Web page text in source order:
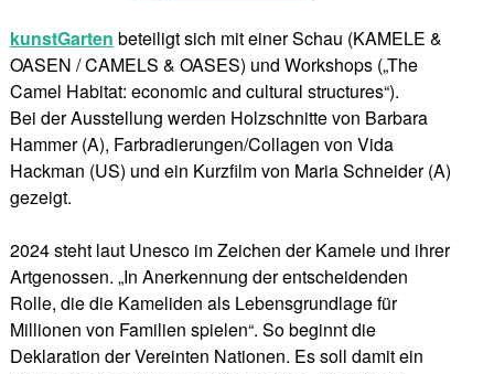
kunstGarten beteiligt sich mit einer Schau (KAMELE &
OASEN / CAMELS & OASES) und Workshops („The
Camel Habitat: economic and cultural structures“).
Bei der Ausstellung werden Holzschnitte von Barbara
Hammer (A), Farbradierungen/Collagen von Vida
Hackman (US) und ein Kurzfilm von Maria Schneider (A)
gezeigt.
2024 steht laut Unesco im Zeichen der Kamele und ihrer
Artgenossen. „In Anerkennung der entscheidenden
Rolle, die die Kameliden als Lebensgrundlage für
Millionen von Familien spielen“. So beginnt die
Deklaration der Vereinten Nationen. Es soll damit ein